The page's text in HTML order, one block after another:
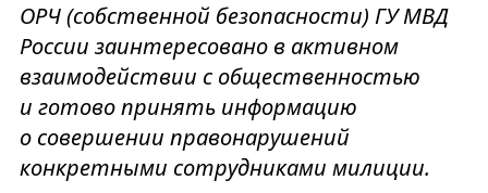
ОРЧ (собственной безопасности) ГУ МВД
России заинтересовано в активном
взаимодействии с общественностью
и готово принять информацию
о совершении правонарушений
конкретными сотрудниками милиции.